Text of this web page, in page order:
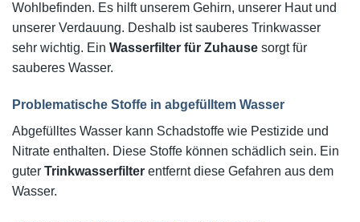
Wohlbefinden. Es hilft unserem Gehirn, unserer Haut und
unserer Verdauung. Deshalb ist sauberes Trinkwasser
sehr wichtig. Ein Wasserfilter für Zuhause sorgt für
sauberes Wasser.
Problematische Stoffe in abgefülltem Wasser
Abgefülltes Wasser kann Schadstoffe wie Pestizide und
Nitrate enthalten. Diese Stoffe können schädlich sein. Ein
guter Trinkwasserfilter entfernt diese Gefahren aus dem
Wasser.